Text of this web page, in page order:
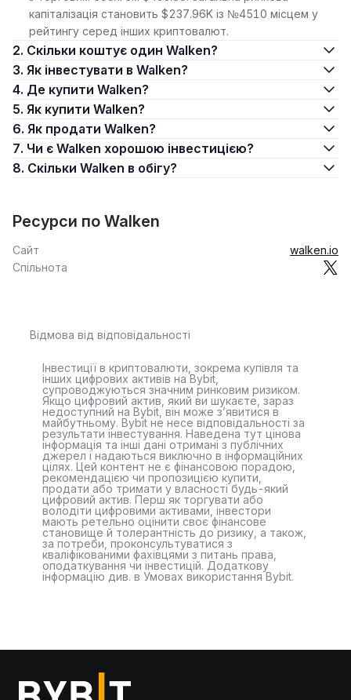
капіталізація становить $237.96K із №4510 місцем у
рейтингу серед інших криптовалют.
2. Скільки коштує один Walken?
3. Як інвестувати в Walken?
4. Де купити Walken?
5. Як купити Walken?
6. Як продати Walken?
7. Чи є Walken хорошою інвестицією?
8. Скільки Walken в обігу?
Ресурси по Walken
Сайт
walken.io
Спільнота
Відмова від відповідальності
Інвестиції в криптовалюти, зокрема купівля та
інших цифрових активів на Bybit,
супроводжуються значним ринковим ризиком.
Якщо цифровий актив, який ви шукаєте, зараз
недоступний на Bybit, він може з’явитися в
майбутньому. Bybit не несе відповідальності за
результати інвестування. Наведена тут цінова
інформація та інші дані отримані з публічних
джерел і надаються виключно в інформаційних
цілях. Цей контент не є фінансовою порадою,
рекомендацією чи пропозицією купити,
продати або тримати у власності будь-який
цифровий актив. Перш як торгувати або
володіти цифровими активами, інвестори
мають ретельно оцінити своє фінансове
становище й толерантність до ризику, а також,
за потреби, проконсультуватися з
кваліфікованими фахівцями з питань права,
оподаткування чи інвестицій. Додаткову
інформацію див. в Умовах використання Bybit.